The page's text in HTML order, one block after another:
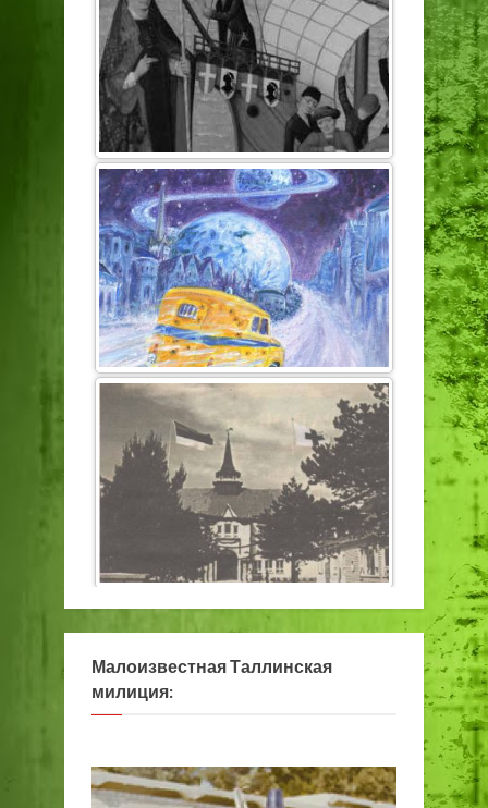
Малоизвестная Таллинская
милиция: